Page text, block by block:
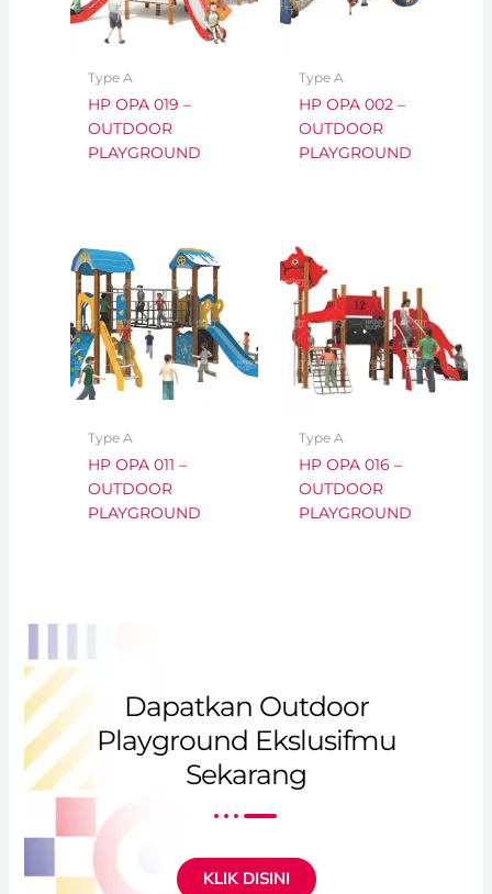
Type A
HP OPA 019 –
OUTDOOR
PLAYGROUND
Type A
HP OPA 002 –
OUTDOOR
PLAYGROUND
Type A
HP OPA 011 –
OUTDOOR
PLAYGROUND
Type A
HP OPA 016 –
OUTDOOR
PLAYGROUND
Dapatkan Outdoor
Playground Ekslusifmu
Sekarang
KLIK DISINI